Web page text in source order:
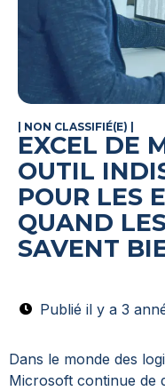
NON CLASSIFIÉ(E)
EXCEL DE
OUTIL
POUR LES
QUAND
SAVENT
Publié il y a 3
Dans le monde des
Microsoft continue de